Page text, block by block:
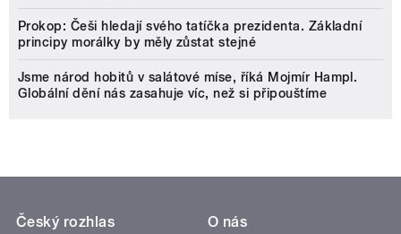
Prokop: Češi hledají svého tatíčka prezidenta. Základní
principy morálky by měly zůstat stejné
Jsme národ hobitů v salátové míse, říká Mojmír Hampl.
Globální dění nás zasahuje víc, než si připouštíme
Český rozhlas
O nás